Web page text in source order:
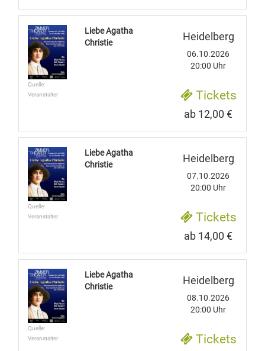
Quelle:
Veranstalter
Liebe Agatha
Christie
Heidelberg
06.10.2026
20:00 Uhr
Tickets
ab 12,00 €
Quelle:
Veranstalter
Liebe Agatha
Christie
Heidelberg
07.10.2026
20:00 Uhr
Tickets
ab 14,00 €
Quelle:
Veranstalter
Liebe Agatha
Christie
Heidelberg
08.10.2026
20:00 Uhr
Tickets